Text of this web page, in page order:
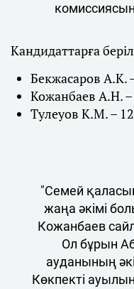
Кандидаттарға
Бекжасаров А.К.
Кожанбаев А.Н.
Тулеуов К.М. –
"Семей
жаңа әкімі
Кожанбаев
Ол бұрын
ауданының
Көкпекті